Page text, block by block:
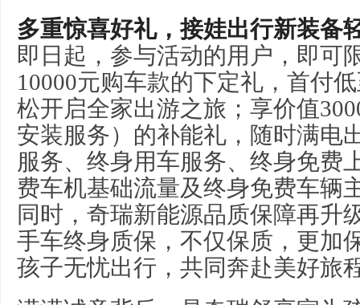
多重惊喜好礼，接娃出行新装备
即日起，参与活动的用户，即可
10000元购车款的下定礼，首付
松开启全家出游之旅；享价值
安装服务）的补能礼，随时满电
服务、终身用车服务、终身免费
费车机基础流量及终身免费车辆
同时，奇瑞新能源品质保障再升
手车终身质保，不仅保质，更加
孩子无忧出行，共同奔赴美好旅